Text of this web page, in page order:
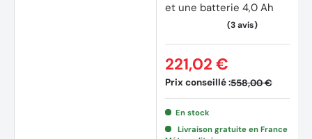
et une batterie 4,0 Ah
Prix conseillé :558,00 €
221,02 €
En stock
Livraison gratuite en France